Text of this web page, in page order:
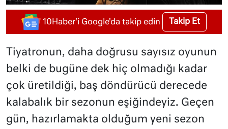
10Haber'i Google'da takip edin Takip Et
Tiyatronun, daha doğrusu sayısız oyunun
belki de bugüne dek hiç olmadığı kadar
çok üretildiği, baş döndürücü derecede
kalabalık bir sezonun eşiğindeyiz. Geçen
gün, hazırlamakta olduğum yeni sezon